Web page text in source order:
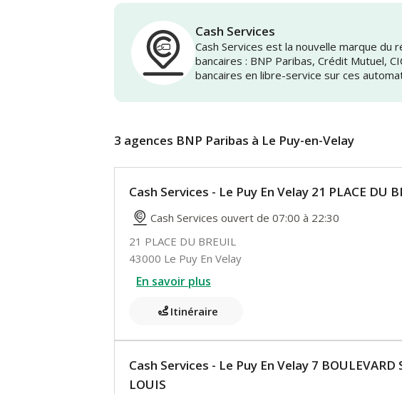
Cash Services
Cash Services est la nouvelle marque du
bancaires : BNP Paribas, Crédit Mutuel,
bancaires en libre-service sur ces
3 agences BNP Paribas à Le Puy-en-Velay
Cash Services - Le Puy En Velay 21 PLACE DU
Cash Services ouvert de 07:00 à 22:30
21 PLACE DU BREUIL
43000 Le Puy En Velay
En savoir plus
Itinéraire
Cash Services - Le Puy En Velay 7 BOULEVARD
LOUIS